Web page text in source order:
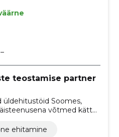
–
teostamise partner
üldehitustöid Soomes,
võtmed kätte
ehitamine